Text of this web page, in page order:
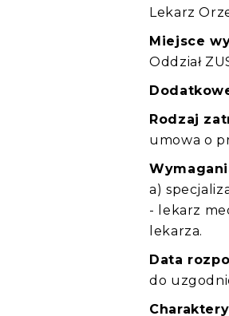
Lekarz
Miejsce
Oddział
Rodzaj
umowa o
a)
- lekarz
lekarza.
Data
do